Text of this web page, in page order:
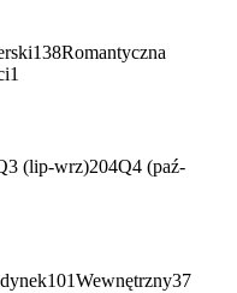
138Romantyczna
1
(lip-wrz)204Q4 (paź-
101Wewnętrzny37